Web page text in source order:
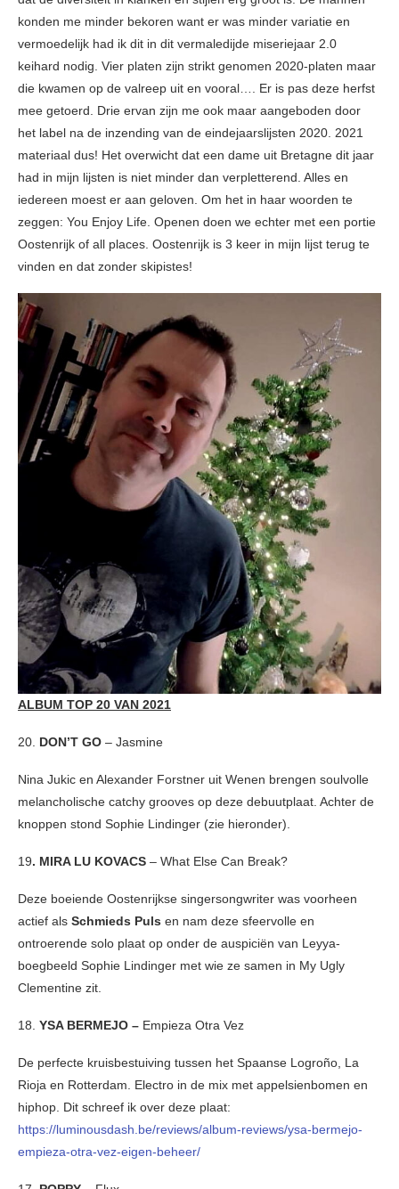
konden me minder bekoren want er was minder variatie en
vermoedelijk had ik dit in dit vermaledijde miseriejaar 2.0
keihard nodig. Vier platen zijn strikt genomen 2020-platen maar
die kwamen op de valreep uit en vooral…. Er is pas deze herfst
mee getoerd. Drie ervan zijn me ook maar aangeboden door
het label na de inzending van de eindejaarslijsten 2020. 2021
materiaal dus! Het overwicht dat een dame uit Bretagne dit jaar
had in mijn lijsten is niet minder dan verpletterend. Alles en
iedereen moest er aan geloven. Om het in haar woorden te
zeggen: You Enjoy Life. Openen doen we echter met een portie
Oostenrijk of all places. Oostenrijk is 3 keer in mijn lijst terug te
vinden en dat zonder skipistes!
ALBUM TOP 20 VAN 2021
20. DON’T GO – Jasmine
Nina Jukic en Alexander Forstner uit Wenen brengen soulvolle
melancholische catchy grooves op deze debuutplaat. Achter de
knoppen stond Sophie Lindinger (zie hieronder).
19. MIRA LU KOVACS – What Else Can Break?
Deze boeiende Oostenrijkse singersongwriter was voorheen
actief als Schmieds Puls en nam deze sfeervolle en
ontroerende solo plaat op onder de auspiciën van Leyya-
boegbeeld Sophie Lindinger met wie ze samen in My Ugly
Clementine zit.
18. YSA BERMEJO – Empieza Otra Vez
De perfecte kruisbestuiving tussen het Spaanse Logroño, La
Rioja en Rotterdam. Electro in de mix met appelsienbomen en
hiphop. Dit schreef ik over deze plaat:
https://luminousdash.be/reviews/album-reviews/ysa-bermejo-
empieza-otra-vez-eigen-beheer/